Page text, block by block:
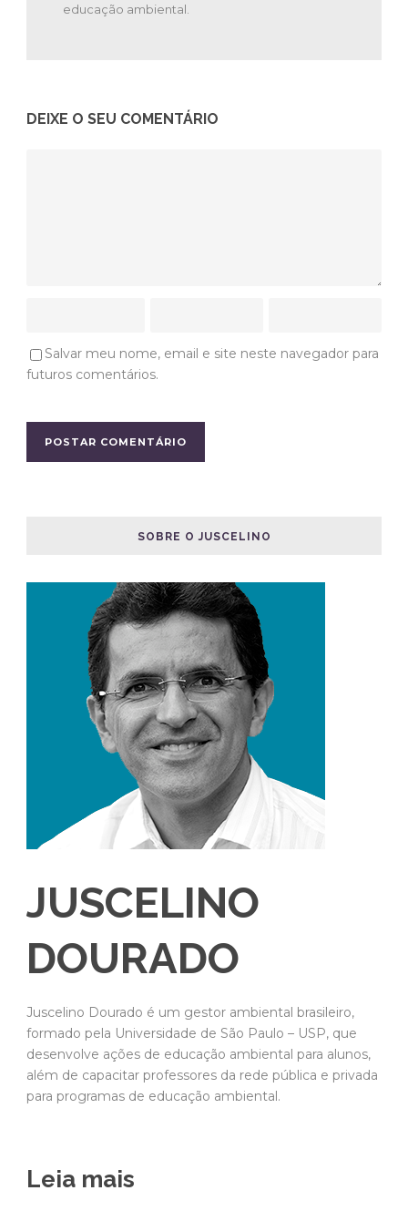
educação ambiental.
DEIXE O SEU COMENTÁRIO
Salvar meu nome, email e site neste navegador para
futuros comentários.
SOBRE O JUSCELINO
JUSCELINO
DOURADO
Juscelino Dourado é um gestor ambiental brasileiro,
formado pela Universidade de São Paulo – USP, que
desenvolve ações de educação ambiental para alunos,
além de capacitar professores da rede pública e privada
para programas de educação ambiental.
Leia mais